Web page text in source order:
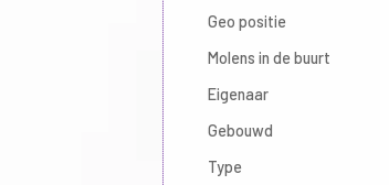
Geo positie
Molens in de buurt
Eigenaar
Gebouwd
Type